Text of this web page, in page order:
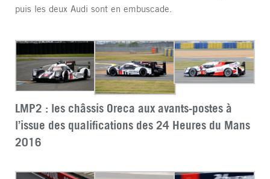
puis les deux Audi sont en embuscade.
LMP2 : les châssis Oreca aux avants-postes à
l’issue des qualifications des 24 Heures du Mans
2016